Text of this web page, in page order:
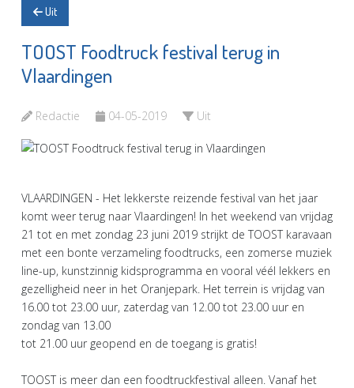
Uit
TOOST Foodtruck festival terug in
Vlaardingen
Redactie 04-05-2019 Uit
VLAARDINGEN - Het lekkerste reizende festival van het jaar
komt weer terug naar Vlaardingen! In het weekend van vrijdag
21 tot en met zondag 23 juni 2019 strijkt de TOOST karavaan
met een bonte verzameling foodtrucks, een zomerse muziek
line-up, kunstzinnig kidsprogramma en vooral véél lekkers en
gezelligheid neer in het Oranjepark. Het terrein is vrijdag van
16.00 tot 23.00 uur, zaterdag van 12.00 tot 23.00 uur en
zondag van 13.00
tot 21.00 uur geopend en de toegang is gratis!
TOOST is meer dan een foodtruckfestival alleen. Vanaf het